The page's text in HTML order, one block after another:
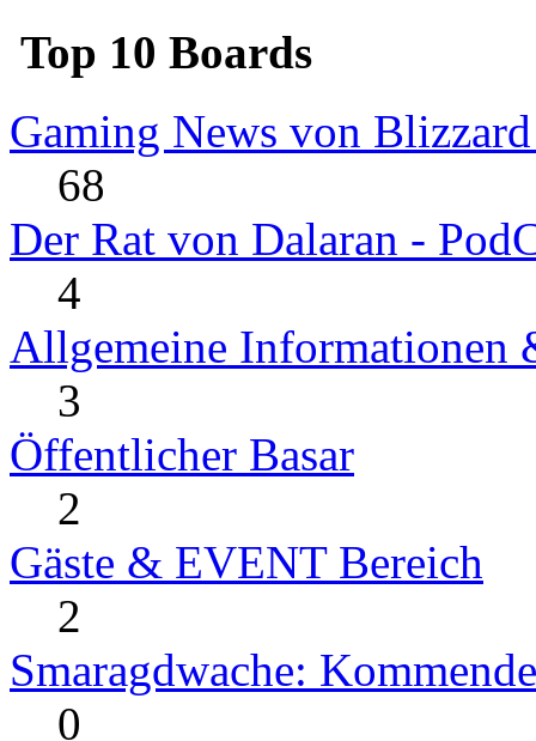
Top 10 Boards
Gaming News von
68
Der Rat von Dalaran -
4
Allgemeine Informationen
3
Öffentlicher Basar
2
Gäste & EVENT Bereich
2
Smaragdwache:
0